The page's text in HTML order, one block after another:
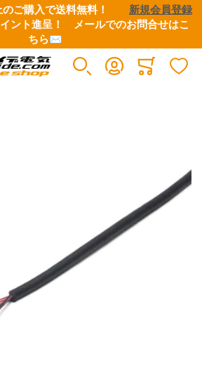
のご購入で送料無料！ 新規会員登録
ント進呈！ メールでのお問合せはこ
ちら✉